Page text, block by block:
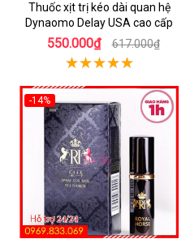
Thuốc xịt trị kéo dài quan hệ
Dynaomo Delay USA cao cấp
550.000₫ 617.000₫
-14%